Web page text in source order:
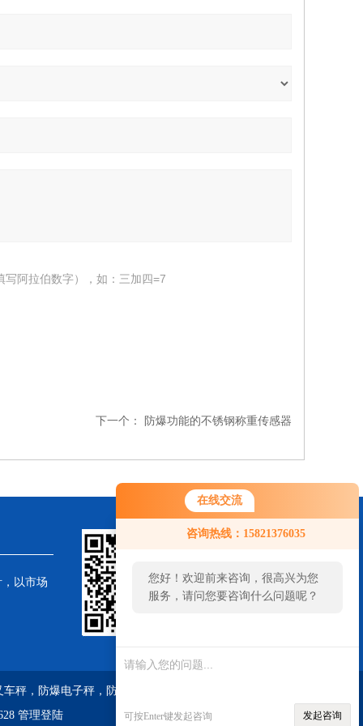
在线交流
咨询热线：15821376035
您好！欢迎前来咨询，很高兴为您
服务，请问您要咨询什么问题呢？
可按Enter键发起咨询 发起咨询
写阿拉伯数字），如：三加四=7
下一个： 防爆功能的不锈钢称重传感器
以市场
秤，防爆电子秤，防爆电子地磅，油桶搬运秤
管理登陆